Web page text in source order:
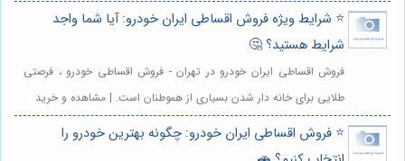
⭐️ شرایط ویژه فروش اقساطی ایران خودرو: آیا شما واجد
شرایط هستید؟ 🤔
فروش اقساطی ایران خودرو در تهران - فروش اقساطی خودرو ، فرصتی
طلایی برای خانه دار شدن بسیاری از هموطنان است. | مشاهده و خرید
⭐️ فروش اقساطی ایران خودرو: چگونه بهترین خودرو را